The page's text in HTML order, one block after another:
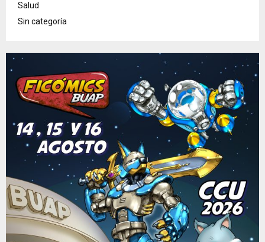
Salud
Sin categoría